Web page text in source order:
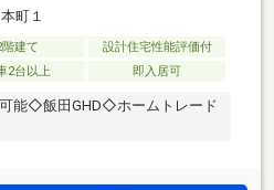
町１
階建て
設計住宅性能評価付
2台以上 即入居可
能◇飯田GHD◇ホームトレード